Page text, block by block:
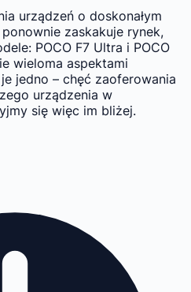
urządzeń o doskonałym
zaskakuje rynek,
POCO F7 Ultra i POCO
wieloma aspektami
jedno – chęć zaoferowania
urządzenia w
się więc im bliżej.